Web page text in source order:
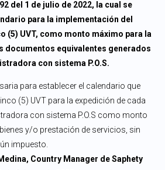
del 1 de julio de 2022, la cual se
para la implementación del
(5) UVT, como monto máximo para la
documentos equivalentes generados
con sistema P.O.S.
para establecer el calendario que
(5) UVT para la expedición de cada
con sistema P.O.S como monto
y/o prestación de servicios, sin
impuesto.
Country Manager de Saphety